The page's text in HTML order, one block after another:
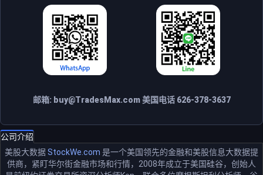
邮箱: buy@TradesMax.com美国电话 626-378-3637
公司介绍
美股大数据StockWe.com 是一个美国领先的金融和美股信息大数据提
供商，紧盯华尔街金融市场和行情，2008年成立于美国硅谷，创始人